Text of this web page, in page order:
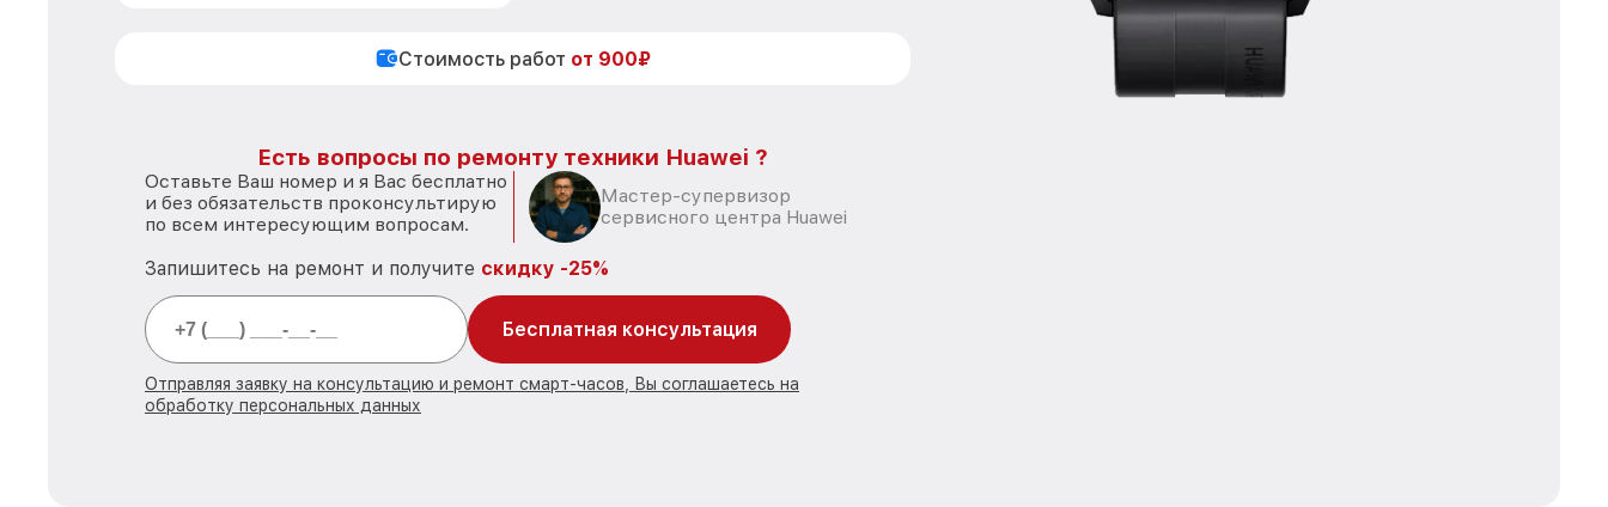
Стоимость работ от 900₽
Есть вопросы по ремонту техники Huawei ?
Оставьте Ваш номер и я Вас бесплатно
и без обязательств проконсультирую
по всем интересующим вопросам.
Мастер-супервизор
сервисного центра Huawei
Запишитесь на ремонт и получите скидку -25%
Бесплатная консультация
Отправляя заявку на консультацию и ремонт смарт-часов, Вы соглашаетесь на
обработку персональных данных